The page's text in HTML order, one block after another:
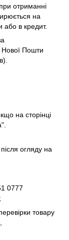
отриманні
на
в кредит.
Нової Пошти
на сторінці
огляду на
0777
товару